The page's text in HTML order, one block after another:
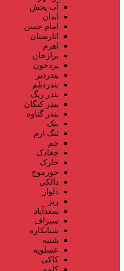
آب پخش
آبدان
امام حسن
انارستان
اهرم
برازجان
بردخون
بندردیر
بندردیلم
بندر ریگ
بندر کنگان
بندر گناوه
بنک
تنگ ارم
جم
چغادک
خارک
خورموج
دالکی
دلوار
ریز
سعدآباد
سیراف
شبانکاره
شنبه
عسلویه
کاکی
کلمه